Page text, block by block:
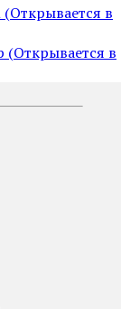
в
(Открывается в